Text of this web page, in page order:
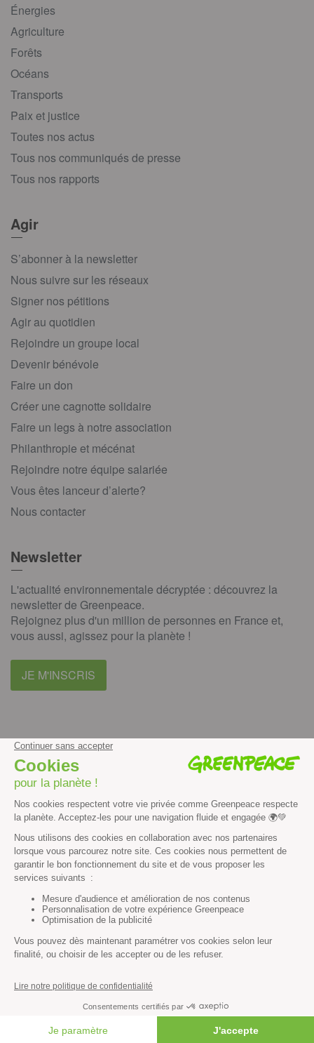
Énergies
Agriculture
Forêts
Océans
Transports
Paix et justice
Toutes nos actus
Tous nos communiqués de presse
Tous nos rapports
Agir
S’abonner à la newsletter
Nous suivre sur les réseaux
Signer nos pétitions
Agir au quotidien
Rejoindre un groupe local
Devenir bénévole
Faire un don
Créer une cagnotte solidaire
Faire un legs à notre association
Philanthropie et mécénat
Rejoindre notre équipe salariée
Vous êtes lanceur d’alerte?
Nous contacter
Newsletter
L'actualité environnementale décryptée : découvrez la
newsletter de Greenpeace.
Rejoignez plus d'un million de personnes en France et,
vous aussi, agissez pour la planète !
JE M'INSCRIS
instagramyoutube
Contenus et propriété intellectuelle
Mentions légales
Politique de confidentialité
Les autres sites de Greenpeace
dans le monde
Cliquez-ici pour modifier vos préférences en matière de cookies
Greenpeace
Tel : 01 80 96 96 96
© Greenpeace France 2026